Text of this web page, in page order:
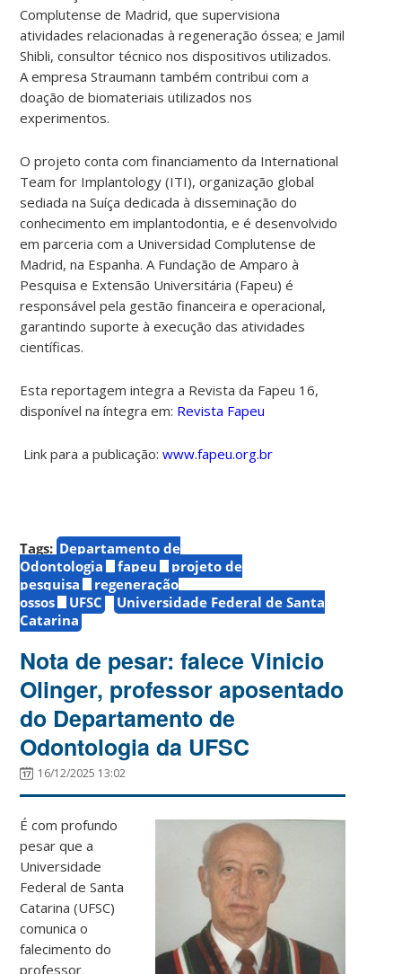
Complutense de Madrid, que supervisiona
atividades relacionadas à regeneração óssea; e Jamil
Shibli, consultor técnico nos dispositivos utilizados.
A empresa Straumann também contribui com a
doação de biomateriais utilizados nos
experimentos.
O projeto conta com financiamento da International
Team for Implantology (ITI), organização global
sediada na Suíça dedicada à disseminação do
conhecimento em implantodontia, e é desenvolvido
em parceria com a Universidad Complutense de
Madrid, na Espanha. A Fundação de Amparo à
Pesquisa e Extensão Universitária (Fapeu) é
responsável pela gestão financeira e operacional,
garantindo suporte à execução das atividades
científicas.
Esta reportagem integra a Revista da Fapeu 16,
disponível na íntegra em: Revista Fapeu
Link para a publicação:www.fapeu.org.br
Tags: Departamento de
Odontologia
fapeu
projeto de
pesquisa
regeneração
ossos
UFSC
Universidade Federal de Santa
Catarina
Nota de pesar: falece Vinicio
Olinger, professor aposentado
do Departamento de
Odontologia da UFSC
16/12/2025 13:02
É com profundo
pesar que a
Universidade
Federal de Santa
Catarina (UFSC)
comunica o
falecimento do
professor